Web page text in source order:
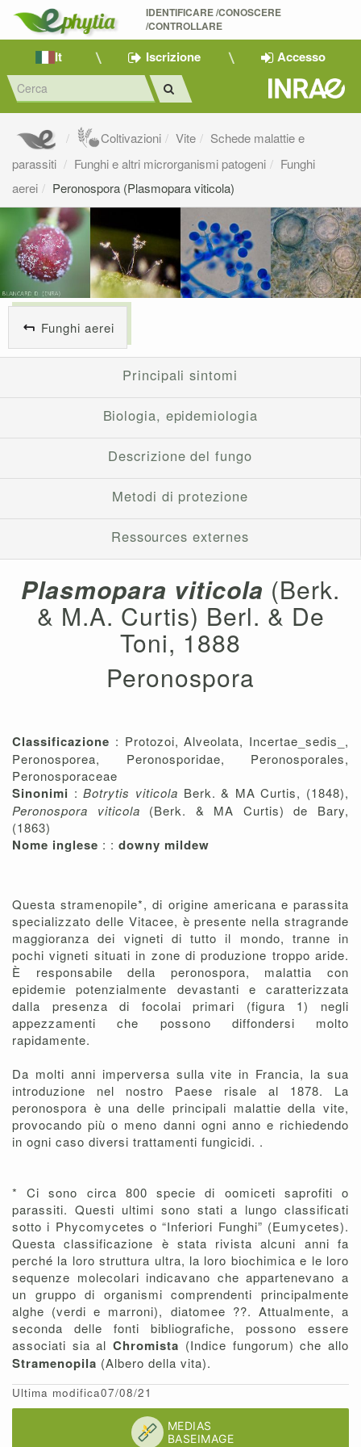
IDENTIFICARE /CONOSCERE
/CONTROLLARE
It Iscrizione Accesso
Coltivazioni Vite
Schede malattie e
parassiti
Funghi e altri microrganismi patogeni
Funghi
aerei
Peronospora (Plasmopara viticola)
Funghi aerei
Principali sintomi
Biologia, epidemiologia
Descrizione del fungo
Metodi di protezione
Ressources externes
Plasmopara viticola (Berk.
& M.A. Curtis) Berl. & De
Toni, 1888
Peronospora
Classificazione : Protozoi, Alveolata, Incertae_sedis_,
Peronosporea, Peronosporidae, Peronosporales,
Peronosporaceae
Sinonimi :Botrytis viticola Berk. & MA Curtis, (1848),
Peronospora viticola (Berk. & MA Curtis) de Bary,
(1863)
Nome inglese : : downy mildew
Questa stramenopile*, di origine americana e parassita
specializzato delle Vitacee, è presente nella stragrande
maggioranza dei vigneti di tutto il mondo, tranne in
pochi vigneti situati in zone di produzione troppo aride.
È responsabile della peronospora, malattia con
epidemie potenzialmente devastanti e caratterizzata
dalla presenza di focolai primari (figura 1) negli
appezzamenti che possono diffondersi molto
rapidamente.
Da molti anni imperversa sulla vite in Francia, la sua
introduzione nel nostro Paese risale al 1878. La
peronospora è una delle principali malattie della vite,
provocando più o meno danni ogni anno e richiedendo
in ogni caso diversi trattamenti fungicidi. .
* Ci sono circa 800 specie di oomiceti saprofiti o
parassiti. Questi ultimi sono stati a lungo classificati
sotto i Phycomycetes o “Inferiori Funghi” (Eumycetes).
Questa classificazione è stata rivista alcuni anni fa
perché la loro struttura ultra, la loro biochimica e le loro
sequenze molecolari indicavano che appartenevano a
un gruppo di organismi comprendenti principalmente
alghe (verdi e marroni), diatomee ??. Attualmente, a
seconda delle fonti bibliografiche, possono essere
associati sia alChromista (Indice fungorum) che allo
Stramenopila (Albero della vita).
Ultima modifica07/08/21